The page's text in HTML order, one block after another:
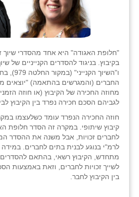
"חלופת האגודה" היא אחד מהסדרי שיוך
ו"השיוך
החברים (והמגרשים בהתאמה) "יוצאים
מחוזה החכירה של הקיבוץ (או חוזה
לגביהם הסכם חכירה נפרד בין הקיבוץ
חוזה החכירה הנפרד עומד כשלעצמו
קיבוץ שיתופי. במקרה זה הסדר חלופת
לחברים זכויות, אבל משנה את ההסדר
לרמ"י בנוגע לבנית בתים לחברים. במידה
מתחדש, הקיבוץ רשאי, בהתאם להסדרים
לשייך זכויות לחברים, וזאת באמצעות
בין הקיבוץ לחבר.